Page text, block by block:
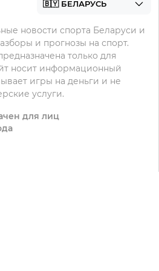
для лиц
новости спорта Беларуси и
и прогнозы на спорт.
только для
носит информационный
игры на деньги и не
услуги.